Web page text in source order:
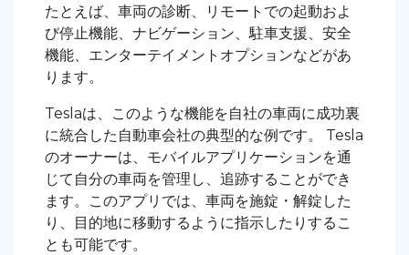
たとえば、車両の診断、リモートでの起動およ
び停止機能、ナビゲーション、駐車支援、安全
機能、エンターテイメントオプションなどがあ
ります。
Teslaは、このような機能を自社の車両に成功裏
に統合した自動車会社の典型的な例です。 Tesla
のオーナーは、モバイルアプリケーションを通
じて自分の車両を管理し、追跡することができ
ます。このアプリでは、車両を施錠・解錠した
り、目的地に移動するように指示したりするこ
とも可能です。